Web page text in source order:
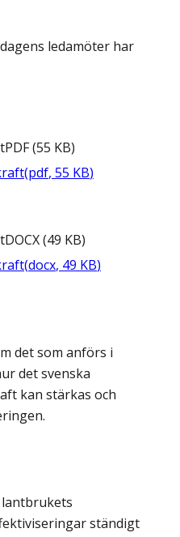
ledamöter har
PDF(55 KB)
(pdf, 55 KB)
DOCX(49 KB)
(docx, 49 KB)
det som anförs i
det svenska
kan stärkas och
ständigt